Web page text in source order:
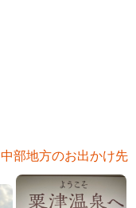
中部地方のお出かけ先